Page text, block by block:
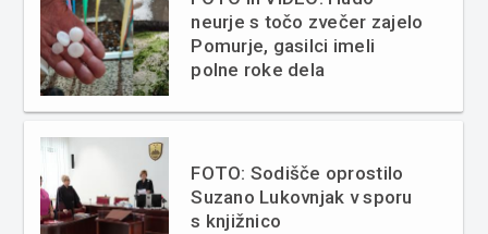
neurje s točo zvečer zajelo
Pomurje, gasilci imeli
polne roke dela
FOTO: Sodišče oprostilo
Suzano Lukovnjak v sporu
s knjižnico